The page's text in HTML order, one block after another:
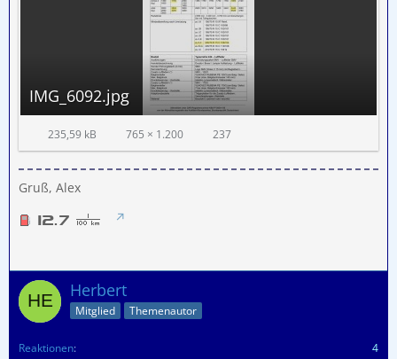
IMG_6092.jpg
235,59 kB 765 × 1.200 237
Gruß, Alex
Herbert
Mitglied Themenautor
Reaktionen
4